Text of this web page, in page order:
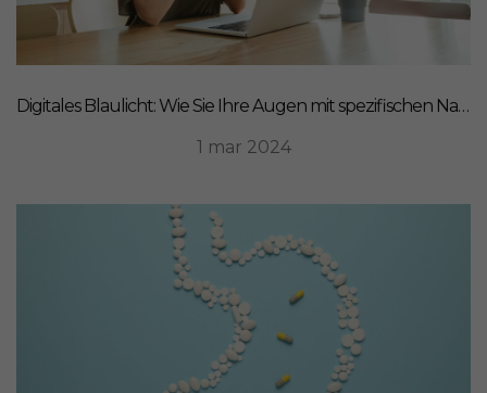
Digitales Blaulicht: Wie Sie Ihre Augen mit spezifischen Nahrungsergänzungsmitteln schützen können
1 mar 2024